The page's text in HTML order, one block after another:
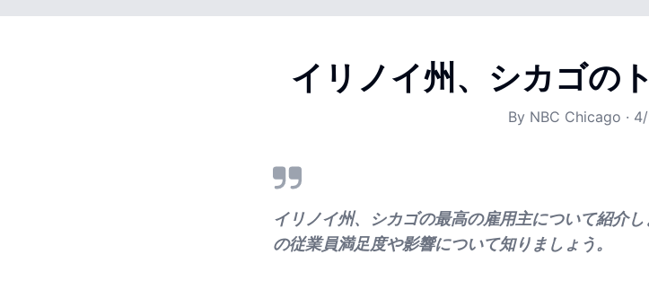
イリノイ州、シカゴの
By NBC Chicago ·
イリノイ州、シカゴの最高の雇用主について紹介
の従業員満足度や影響について知りましょう。